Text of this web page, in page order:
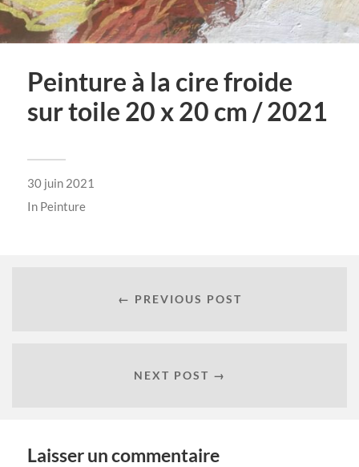
Peinture à la cire froide
sur toile 20 x 20 cm / 2021
30 juin 2021
In Peinture
← PREVIOUS POST
NEXT POST →
Laisser un commentaire